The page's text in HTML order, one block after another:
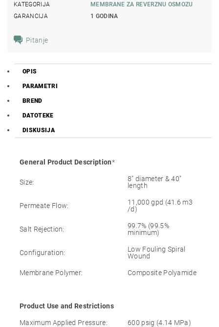
KATEGORIJA
MEMBRANE ZA REVERZNU OSMOZU
GARANCIJA
1 GODINA
Pitanje
OPIS
PARAMETRI
BREND
DATOTEKE
DISKUSIJA
General Product Description*
Size:
8″ diameter & 40″
length
Permeate Flow:
11,000 gpd (41.6 m3
/d)
Salt Rejection:
99.7% (99.5%
minimum)
Configuration:
Low Fouling Spiral
Wound
Membrane Polymer: Composite Polyamide
Product Use and Restrictions
Maximum Applied Pressure: 600 psig (4.14 MPa)